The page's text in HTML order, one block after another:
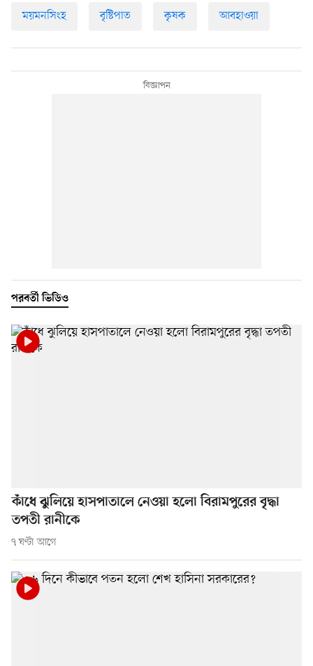
ময়মনসিংহ বৃষ্টিপাত কৃষক আবহাওয়া
পরবর্তী ভিডিও
কাঁধে ঝুলিয়ে হাসপাতালে নেওয়া হলো বিরামপুরের বৃদ্ধা
তপতী রানীকে
৭ ঘণ্টা আগে